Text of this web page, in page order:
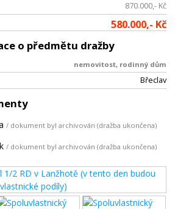
870.000,- Kč
580.000,- Kč
o předmětu dražby
nemovitost, rodinný dům
Břeclav
/ dokument byl archivován (dražba ukončena)
/ dokument byl archivován (dražba ukončena)